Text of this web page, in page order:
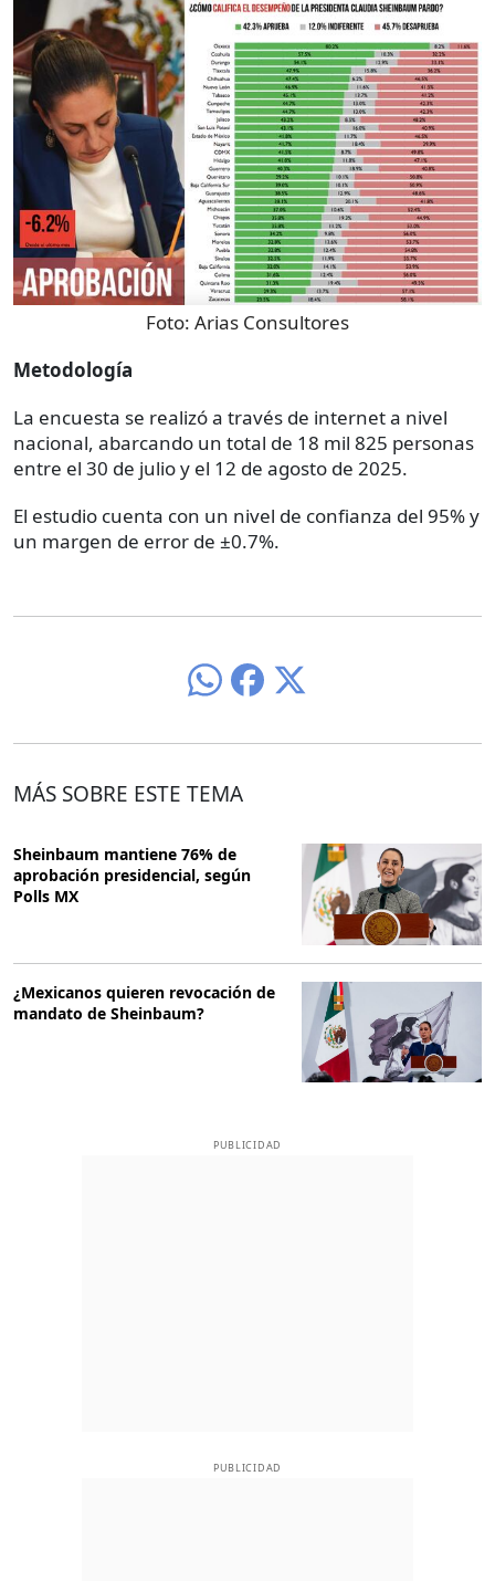
Foto: Arias Consultores
Metodología
La encuesta se realizó a través de internet a nivel
nacional, abarcando un total de 18 mil 825 personas
entre el 30 de julio y el 12 de agosto de 2025.
El estudio cuenta con un nivel de confianza del 95% y
un margen de error de ±0.7%.
MÁS SOBRE ESTE TEMA
Sheinbaum mantiene 76% de
aprobación presidencial, según
Polls MX
¿Mexicanos quieren revocación de
mandato de Sheinbaum?
PUBLICIDAD
PUBLICIDAD